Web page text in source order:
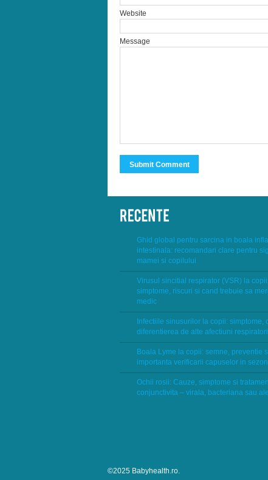
Website
Message
Ghid global pentru sarcina in boala
intestinala: recomandari clare pentru
mamei si copilului
Virusul sincitial respirator (VSR) la copii:
simptome, riscuri si cand trebuie sa
medic
Infectiile sinusurilor la copii: simptome,
diferentierea de alte afectiuni
Boala Lyme la copii: semne, preventie
importanta verificarii capuselor in
Ochii rosii: Cauze, simptome si
conjunctivita – virala, bacteriana sau
©2025 Babyhealth.ro.